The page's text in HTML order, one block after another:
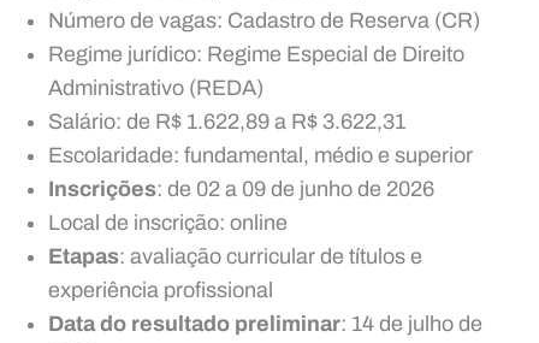
Número de vagas: Cadastro de Reserva (CR)
Regime jurídico: Regime Especial de Direito
Administrativo (REDA)
Salário: de R$ 1.622,89 a R$ 3.622,31
Escolaridade: fundamental, médio e superior
Inscrições: de 02 a 09 de junho de 2026
Local de inscrição: online
Etapas: avaliação curricular de títulos e
experiência profissional
Data do resultado preliminar: 14 de julho de